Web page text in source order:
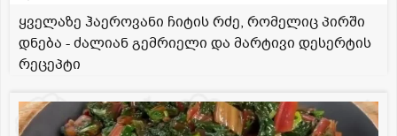
ყველაზე ჰაეროვანი ჩიტის რძე, რომელიც პირში
დნება - ძალიან გემრიელი და მარტივი დესერტის
რეცეპტი